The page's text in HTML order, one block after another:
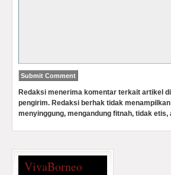
Redaksi menerima komentar terkait artikel
pengirim. Redaksi berhak tidak
menyinggung, mengandung fitnah, tidak etis,
VivaBorneo